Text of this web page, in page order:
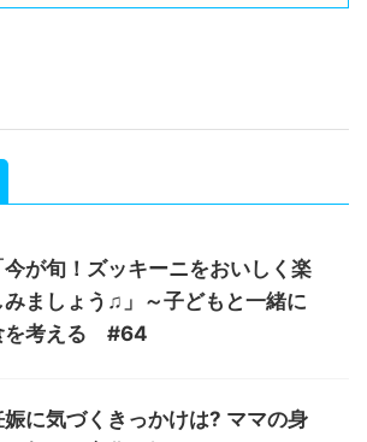
今が旬！ズッキーニをおいしく楽
みましょう♫」～子どもと一緒に
を考える #64
娠に気づくきっかけは? ママの身